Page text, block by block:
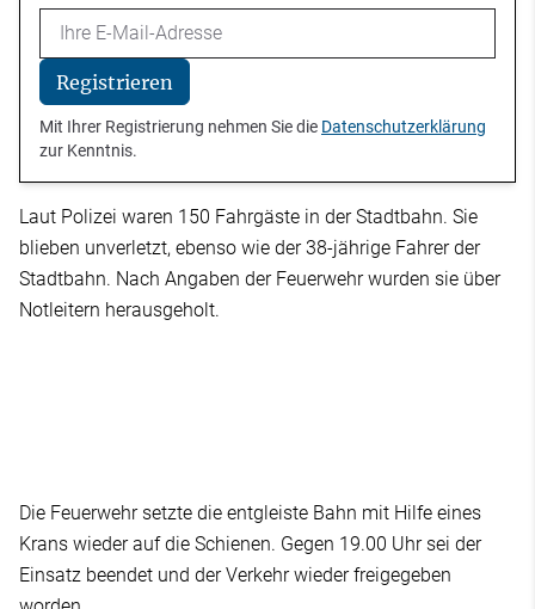
Email
Registrieren
Mit Ihrer Registrierung nehmen Sie die Datenschutzerklärung
zur Kenntnis.
Laut Polizei waren 150 Fahrgäste in der Stadtbahn. Sie
blieben unverletzt, ebenso wie der 38-jährige Fahrer der
Stadtbahn. Nach Angaben der Feuerwehr wurden sie über
Notleitern herausgeholt.
Die Feuerwehr setzte die entgleiste Bahn mit Hilfe eines
Krans wieder auf die Schienen. Gegen 19.00 Uhr sei der
Einsatz beendet und der Verkehr wieder freigegeben